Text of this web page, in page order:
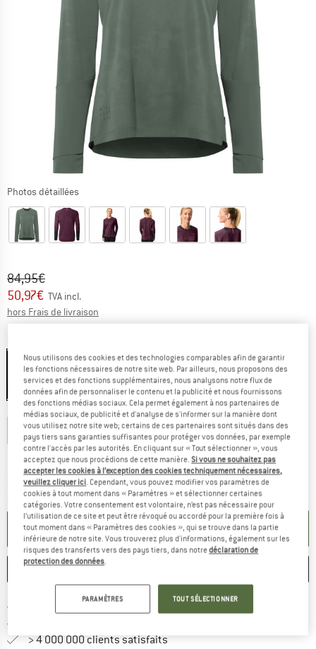
Photos détaillées
Prix initial :
84,95€
Prix:
50,97€ TVA incl.
hors Frais de livraison
-40 % -40 % -40 %
Sélectionner taille:
EU36 EU38 EU40 EU42 EU44
Guide des tailles
Délai de livraison: 3-5 jours ouvrablesLe lien s'ouvre dans une boîte
Quantité:
AJOUTER AU PANIER
ENREGISTRER
Livraison gratuite dès 69 € (FR)Trouve les infos sur la
> 4 000 000 clients satisfaits
Nous utilisons des cookies et des technologies comparables afin de garantir
les fonctions nécessaires de notre site web. Par ailleurs, nous proposons des
services et des fonctions supplémentaires, nous analysons notre flux de
données afin de personnaliser le contenu et la publicité et nous fournissons
des fonctions médias sociaux. Cela permet également à nos partenaires de
médias sociaux, de publicité et d'analyse de s'informer sur la manière dont
vous utilisez notre site web; certains de ces partenaires sont situés dans des
pays tiers sans garanties suffisantes pour protéger vos données, par exemple
contre l'accès par les autorités. En cliquant sur « Tout sélectionner », vous
acceptez que nous procédions de cette manière.Si vous ne souhaitez pas
accepter les cookies à l’exception des cookies techniquement nécessaires,
veuillez cliquer ici. Cependant, vous pouvez modifier vos paramètres de
cookies à tout moment dans « Paramètres » et sélectionner certaines
catégories. Votre consentement est volontaire, n’est pas nécessaire pour
l’utilisation de ce site et peut être révoqué ou accordé pour la première fois à
tout moment dans « Paramètres des cookies », qui se trouve dans la partie
inférieure de notre site. Vous trouverez plus d'informations, également sur les
risques des transferts vers des pays tiers, dans notredéclaration de
protection des données.
PARAMÈTRES TOUT SÉLECTIONNER